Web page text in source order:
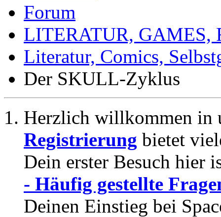
Forum
LITERATUR, GAMES,
Literatur, Comics,
Der SKULL-Zyklus
Herzlich willkommen in
Registrierung bietet
Dein erster Besuch hier
- Häufig gestellte
Deinen Einstieg bei